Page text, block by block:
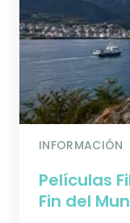
INFORMACIÓN
Películas
Fin del